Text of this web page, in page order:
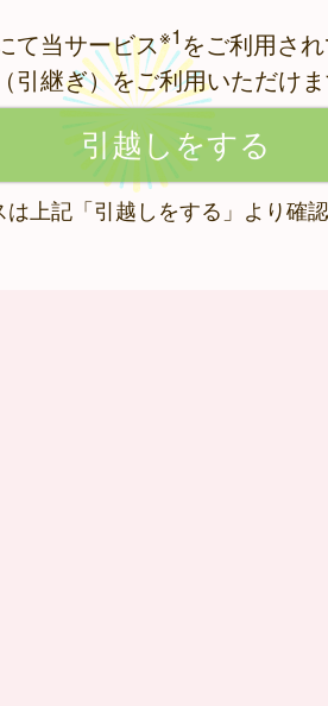
て当サービス※1 をご利用さ
引継ぎ）をご利用いただけ
は上記「引越しをする」より確